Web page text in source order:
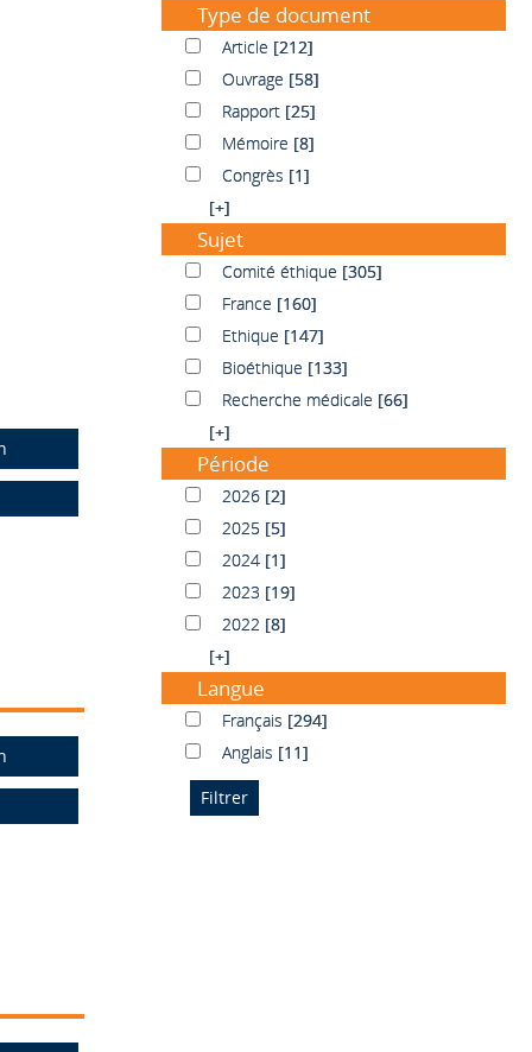
Type de document
ArticleArticle [212]
OuvrageOuvrage [58]
RapportRapport [25]
MémoireMémoire [8]
CongrèsCongrès [1]
[+]
Sujet
Comité éthique
Comité éthique [305]
FranceFrance [160]
EthiqueEthique [147]
Bioéthique
Bioéthique [133]
Recherche médicale
Recherche médicale [66]
[+]
Période
20262026 [2]
20252025 [5]
20242024 [1]
20232023 [19]
20222022 [8]
[+]
Langue
FrançaisFrançais [294]
AnglaisAnglais [11]